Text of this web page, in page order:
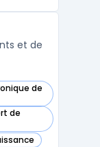
et de
de
de